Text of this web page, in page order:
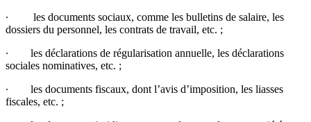
∙ les documents sociaux, comme les bulletins de salaire, les
dossiers du personnel, les contrats de travail, etc. ;
∙ les déclarations de régularisation annuelle, les déclarations
sociales nominatives, etc. ;
∙ les documents fiscaux, dont l’avis d’imposition, les liasses
fiscales, etc. ;